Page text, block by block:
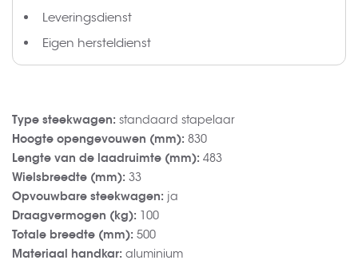
Type steekwagen: standaard stapelaar
Hoogte opengevouwen (mm): 830
Lengte van de laadruimte (mm): 483
Wielsbreedte (mm): 33
Opvouwbare steekwagen: ja
Draagvermogen (kg): 100
Totale breedte (mm): 500
Materiaal handkar: aluminium
Leveringsdienst
Eigen hersteldienst